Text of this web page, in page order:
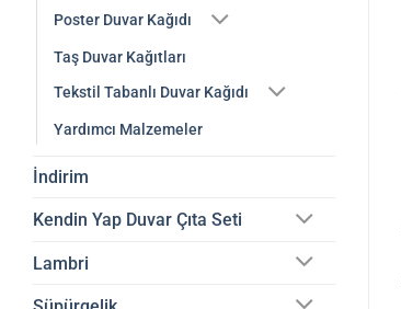
Poster Duvar Kağıdı
Taş Duvar Kağıtları
Tekstil Tabanlı Duvar Kağıdı
Yardımcı Malzemeler
İndirim
Kendin Yap Duvar Çıta Seti
Lambri